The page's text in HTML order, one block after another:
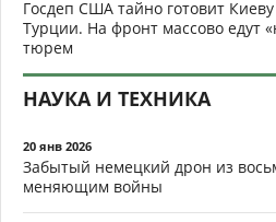
Госдеп США тайно готовит Киеву
Турции. На фронт массово едут
тюрем
НАУКА И ТЕХНИКА
20 янв 2026
Забытый немецкий дрон из
меняющим войны